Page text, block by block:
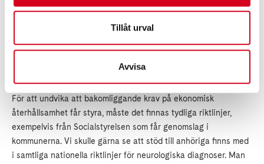
Tillåt urval
Avvisa
sjukdomstillstånd eller en diagnos kan variera stort mellan
individer. Livet är inte enbart hur man har det utan även hur
man tar det, och det som utifrån sett ser ”lindrigt” ut kan vara
För att undvika att bakomliggande krav på ekonomisk
återhållsamhet får styra, måste det finnas tydliga riktlinjer,
exempelvis från Socialstyrelsen som får genomslag i
kommunerna. Vi skulle gärna se att stöd till anhöriga finns med
i samtliga nationella riktlinjer för neurologiska diagnoser. Man